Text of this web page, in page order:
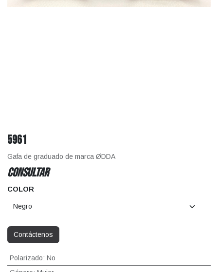
5961
Gafa de graduado de marca ØDDA
CONSULTAR
COLOR
Contáctenos
Polarizado: No